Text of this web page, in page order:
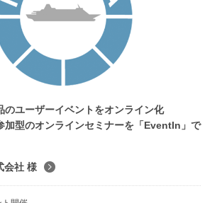
のユーザーイベントをオンライン化
加型のオンラインセミナーを「EventIn」で
会社 様